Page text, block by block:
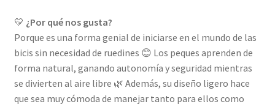
💛 ¿Por qué nos gusta?
Porque es una forma genial de iniciarse en el mundo de las
bicis sin necesidad de ruedines 😊 Los peques aprenden de
forma natural, ganando autonomía y seguridad mientras
se divierten al aire libre 🌿 Además, su diseño ligero hace
que sea muy cómoda de manejar tanto para ellos como